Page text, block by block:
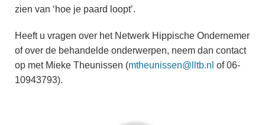
zien van ‘hoe je paard loopt’.
Heeft u vragen over het Netwerk Hippische Ondernemer
of over de behandelde onderwerpen, neem dan contact
op met Mieke Theunissen (mtheunissen@lltb.nl of 06-
10943793).